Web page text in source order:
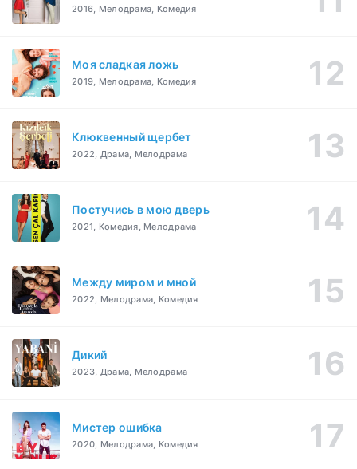
2016, Мелодрама, Комедия
Моя сладкая ложь
2019, Мелодрама, Комедия
Клюквенный щербет
2022, Драма, Мелодрама
Постучись в мою дверь
2021, Комедия, Мелодрама
Между миром и мной
2022, Мелодрама, Комедия
Дикий
2023, Драма, Мелодрама
Мистер ошибка
2020, Мелодрама, Комедия